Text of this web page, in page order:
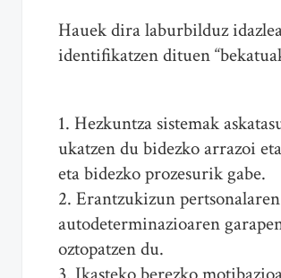
Hauek dira laburbilduz
identifikatzen dituen
1. Hezkuntza sistemak
ukatzen du bidezko arrazoi
eta bidezko prozesurik gabe.
2. Erantzukizun
autodeterminazioaren
oztopatzen du.